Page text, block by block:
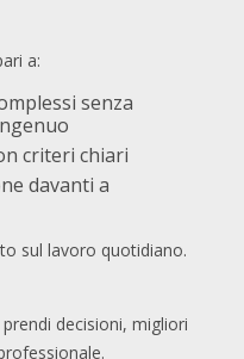
a:
senza
criteri chiari
davanti a
sul lavoro quotidiano.
decisioni, migliori